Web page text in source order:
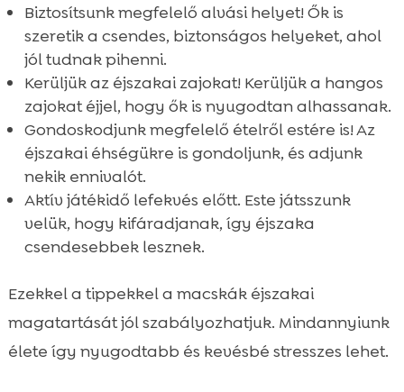
Biztosítsunk megfelelő alvási helyet! Ők is
szeretik a csendes, biztonságos helyeket, ahol
jól tudnak pihenni.
Kerüljük az éjszakai zajokat! Kerüljük a hangos
zajokat éjjel, hogy ők is nyugodtan alhassanak.
Gondoskodjunk megfelelő ételről estére is! Az
éjszakai éhségükre is gondoljunk, és adjunk
nekik ennivalót.
Aktív játékidő lefekvés előtt. Este játsszunk
velük, hogy kifáradjanak, így éjszaka
csendesebbek lesznek.
Ezekkel a tippekkel a macskák éjszakai
magatartását jól szabályozhatjuk. Mindannyiunk
élete így nyugodtabb és kevésbé stresszes lehet.